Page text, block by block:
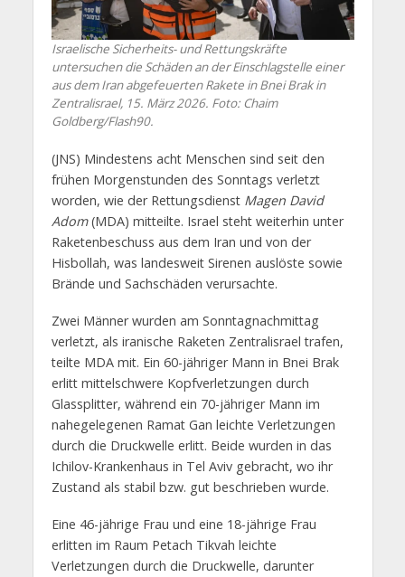
Israelische Sicherheits- und Rettungskräfte
untersuchen die Schäden an der Einschlagstelle einer
aus dem Iran abgefeuerten Rakete in Bnei Brak in
Zentralisrael, 15. März 2026. Foto: Chaim
Goldberg/Flash90.
(JNS) Mindestens acht Menschen sind seit den
frühen Morgenstunden des Sonntags verletzt
worden, wie der Rettungsdienst Magen David
Adom(MDA) mitteilte. Israel steht weiterhin unter
Raketenbeschuss aus dem Iran und von der
Hisbollah, was landesweit Sirenen auslöste sowie
Brände und Sachschäden verursachte.
Zwei Männer wurden am Sonntagnachmittag
verletzt, als iranische Raketen Zentralisrael trafen,
teilte MDA mit. Ein 60-jähriger Mann in Bnei Brak
erlitt mittelschwere Kopfverletzungen durch
Glassplitter, während ein 70-jähriger Mann im
nahegelegenen Ramat Gan leichte Verletzungen
durch die Druckwelle erlitt. Beide wurden in das
Ichilov-Krankenhaus in Tel Aviv gebracht, wo ihr
Zustand als stabil bzw. gut beschrieben wurde.
Eine 46-jährige Frau und eine 18-jährige Frau
erlitten im Raum Petach Tikvah leichte
Verletzungen durch die Druckwelle, darunter